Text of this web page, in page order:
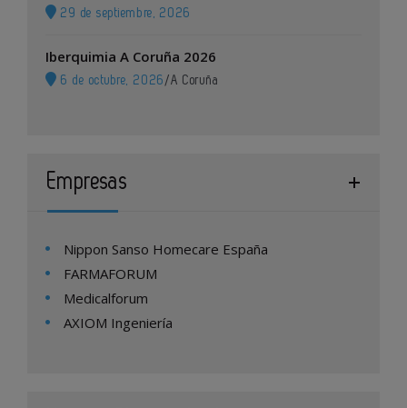
29 de septiembre, 2026
Iberquimia A Coruña 2026
6 de octubre, 2026 /A Coruña
Empresas
Nippon Sanso Homecare España
FARMAFORUM
Medicalforum
AXIOM Ingeniería